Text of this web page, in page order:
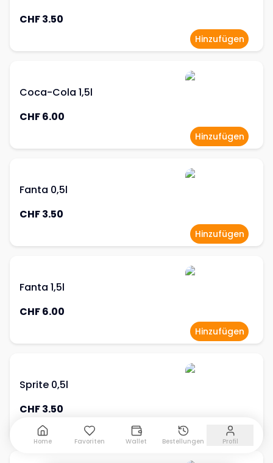
CHF 3.50
Hinzufügen
Coca-Cola 1,5l
CHF 6.00
Hinzufügen
Fanta 0,5l
CHF 3.50
Hinzufügen
Fanta 1,5l
CHF 6.00
Hinzufügen
Sprite 0,5l
CHF 3.50
Hinzufügen
Home Favoriten Wallet Bestellungen Profil